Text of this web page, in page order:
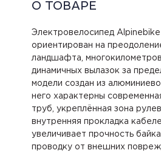
О ТОВАРЕ
Электровелосипед
ориентирован на
ландшафта,
динамичных вылазок за
модели создан из
него характерны
труб, укреплённая зона
внутренняя прокладка
увеличивает прочность
проводку от внешних